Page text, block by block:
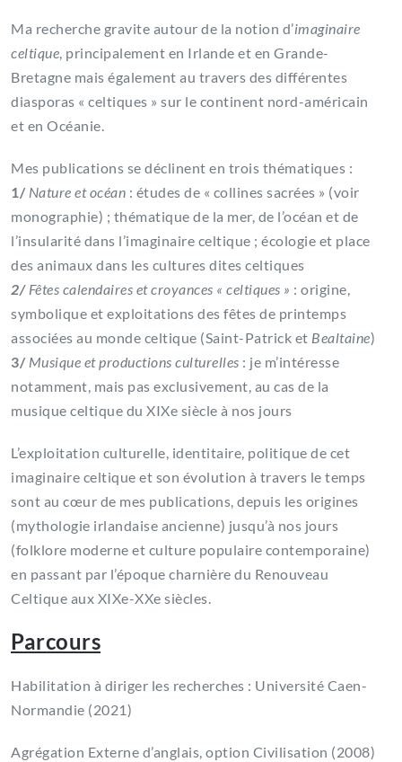
Ma recherche gravite autour de la notion d’imaginaire
celtique, principalement en Irlande et en Grande-
Bretagne mais également au travers des différentes
diasporas « celtiques » sur le continent nord-américain
et en Océanie.
Mes publications se déclinent en trois thématiques :
1/ Nature et océan : études de « collines sacrées » (voir
monographie) ; thématique de la mer, de l’océan et de
l’insularité dans l’imaginaire celtique ; écologie et place
des animaux dans les cultures dites celtiques
2/Fêtes calendaires et croyances « celtiques » : origine,
symbolique et exploitations des fêtes de printemps
associées au monde celtique (Saint-Patrick et Bealtaine)
3/ Musique et productions culturelles : je m’intéresse
notamment, mais pas exclusivement, au cas de la
musique celtique du XIXe siècle à nos jours
L’exploitation culturelle, identitaire, politique de cet
imaginaire celtique et son évolution à travers le temps
sont au cœur de mes publications, depuis les origines
(mythologie irlandaise ancienne) jusqu’à nos jours
(folklore moderne et culture populaire contemporaine)
en passant par l’époque charnière du Renouveau
Celtique aux XIXe-XXe siècles.
Parcours
Habilitation à diriger les recherches : Université Caen-
Normandie (2021)
Agrégation Externe d’anglais, option Civilisation (2008)